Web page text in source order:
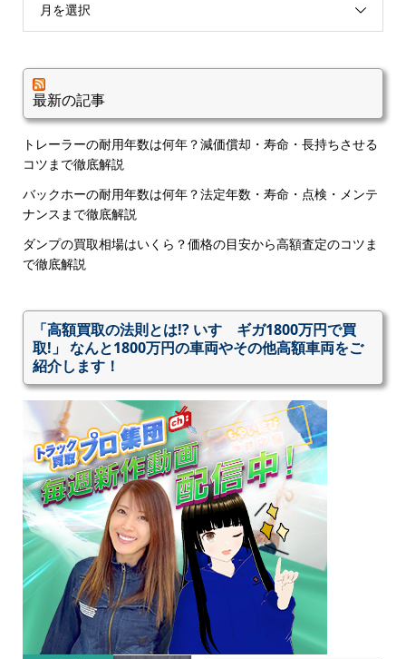
月を選択
最新の記事
トレーラーの耐用年数は何年？減価償却・寿命・長持ちさせる
コツまで徹底解説
バックホーの耐用年数は何年？法定年数・寿命・点検・メンテ
ナンスまで徹底解説
ダンプの買取相場はいくら？価格の目安から高額査定のコツま
で徹底解説
「高額買取の法則とは!? いすゞギガ1800万円で買
取!」 なんと1800万円の車両やその他高額車両をご
紹介します！